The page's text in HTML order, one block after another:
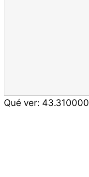
Qué ver: 43.310000